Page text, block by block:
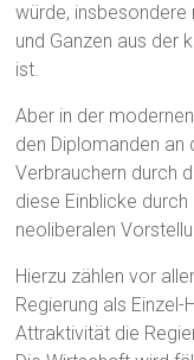
würde, insbesondere
und Ganzen aus der
ist.
Aber in der
den Diplomanden an
Verbrauchern durch
diese Einblicke
neoliberalen
Hierzu zählen vor
Regierung als
Attraktivität die